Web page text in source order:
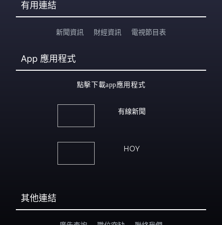
有用連結
新聞資訊 財經資訊 電視節目表
App 應用程式
點擊下載app應用程式
有線新聞
HOY
其他連結